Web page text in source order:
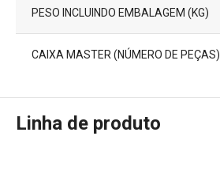
PESO INCLUINDO EMBALAGEM (KG)
CAIXA MASTER (NÚMERO DE PEÇAS)
Linha de produto